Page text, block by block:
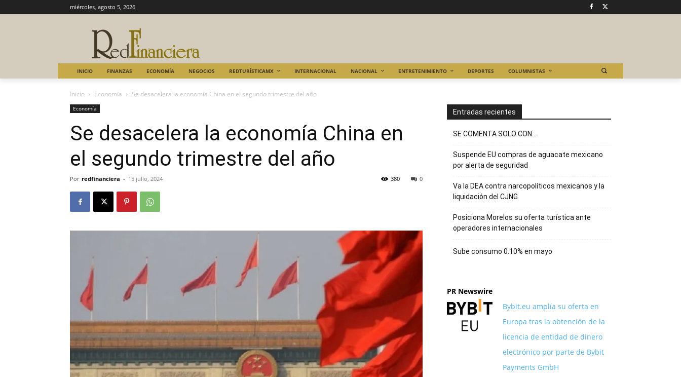
miércoles, agosto 5, 2026
INICIO FINANZAS ECONOMÍA NEGOCIOS REDTURÍSTICAMX INTERNACIONAL NACIONAL ENTRETENIMIENTO DEPORTES COLUMNISTAS
Inicio Economía Se desacelera la economía China en el segundo trimestre del año
Economía
Se desacelera la economía China en
el segundo trimestre del año
Por redfinanciera - 15 julio, 2024 0
380
Entradas recientes
SE COMENTA SOLO CON…
Suspende EU compras de aguacate mexicano
por alerta de seguridad
Va la DEA contra narcopolíticos mexicanos y la
liquidación del CJNG
Posiciona Morelos su oferta turística ante
operadores internacionales
Sube consumo 0.10% en mayo
PR Newswire
Bybit.eu amplía su oferta en
Europa tras la obtención de la
licencia de entidad de dinero
electrónico por parte de Bybit
Payments GmbH